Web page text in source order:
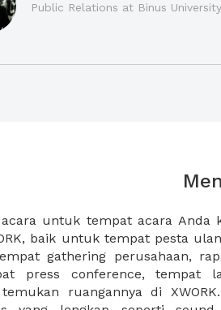
Public Relations at Binus University
untuk tempat acara Anda
baik untuk tempat pesta
gathering perusahaan,
press conference, tempat
ruangannya di XWORK.
akan membuat acara
juga dapat memesan
Anda, sehingga akan
waktu ketika